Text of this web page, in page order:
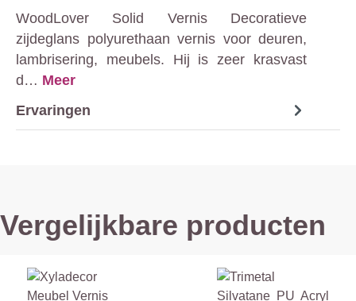
WoodLover Solid Vernis Decoratieve
zijdeglans polyurethaan vernis voor deuren,
lambrisering, meubels. Hij is zeer krasvast
d… Meer
Ervaringen
Vergelijkbare producten